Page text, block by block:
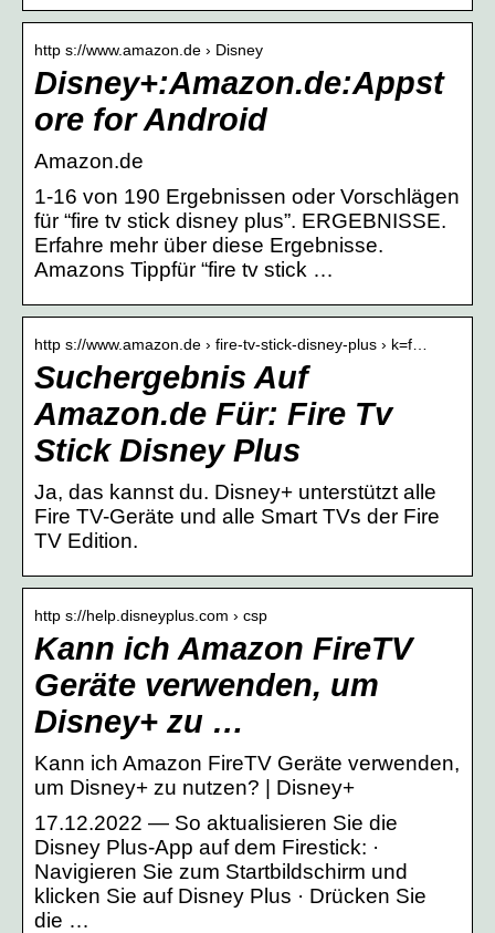
http s://www.amazon.de › Disney
Disney+:Amazon.de:Appst
ore for Android
Amazon.de
1-16 von 190 Ergebnissen oder Vorschlägen
für “fire tv stick disney plus”. ERGEBNISSE.
Erfahre mehr über diese Ergebnisse.
Amazons Tippfür “fire tv stick …
http s://www.amazon.de › fire-tv-stick-disney-plus › k=f…
Suchergebnis Auf
Amazon.de Für: Fire Tv
Stick Disney Plus
Ja, das kannst du. Disney+ unterstützt alle
Fire TV-Geräte und alle Smart TVs der Fire
TV Edition.
http s://help.disneyplus.com › csp
Kann ich Amazon FireTV
Geräte verwenden, um
Disney+ zu …
Kann ich Amazon FireTV Geräte verwenden,
um Disney+ zu nutzen? | Disney+
17.12.2022 — So aktualisieren Sie die
Disney Plus-App auf dem Firestick: ·
Navigieren Sie zum Startbildschirm und
klicken Sie auf Disney Plus · Drücken Sie
die …